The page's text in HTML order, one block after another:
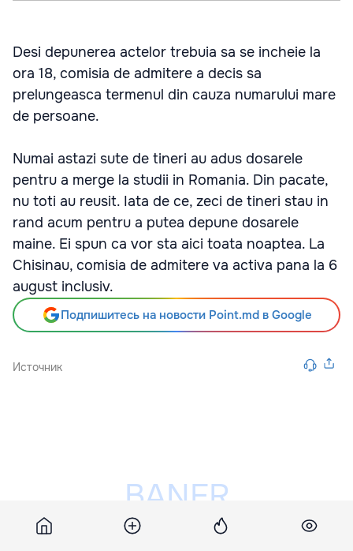
Desi depunerea actelor trebuia sa se incheie la
ora 18, comisia de admitere a decis sa
prelungeasca termenul din cauza numarului mare
de persoane.
Numai astazi sute de tineri au adus dosarele
pentru a merge la studii in Romania. Din pacate,
nu toti au reusit. Iata de ce, zeci de tineri stau in
rand acum pentru a putea depune dosarele
maine. Ei spun ca vor sta aici toata noaptea. La
Chisinau, comisia de admitere va activa pana la 6
august inclusiv.
Подпишитесь на новости Point.md в Google
Источник